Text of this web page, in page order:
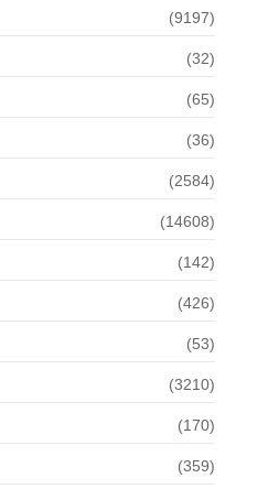
(9197)
(32)
(65)
(36)
(2584)
(14608)
(142)
(426)
(53)
(3210)
(170)
(359)